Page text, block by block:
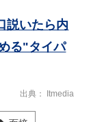
説いたら内
る"タイパ
出典 Itmedia